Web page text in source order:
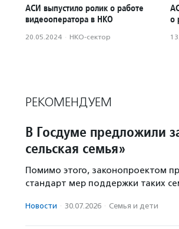
АСИ выпустило ролик о работе
видеооператора в НКО
20.05.2024 · НКО-сектор
о
РЕКОМЕНДУЕМ
В Госдуме предложили
сельская семья»
Помимо этого, законопроектом
стандарт мер поддержки таких
Новости · 30.07.2026 · Семья и дети